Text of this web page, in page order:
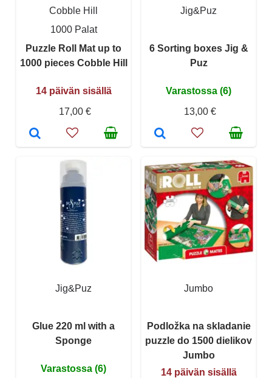
Cobble Hill
1000 Palat
Puzzle Roll Mat up to
1000 pieces Cobble Hill
14 päivän sisällä
17,00 €
Jig&Puz
6 Sorting boxes Jig &
Puz
Varastossa (6)
13,00 €
Jig&Puz
Glue 220 ml with a
Sponge
Varastossa (6)
Jumbo
Podložka na skladanie
puzzle do 1500 dielikov
Jumbo
14 päivän sisällä